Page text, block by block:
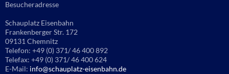
Besucheradresse
Schauplatz Eisenbahn
Frankenberger Str. 172
09131 Chemnitz
Telefon: +49 (0) 371/ 46 400 892
Telefax: +49 (0) 371/ 46 400 624
E-Mail: info@schauplatz-eisenbahn.de